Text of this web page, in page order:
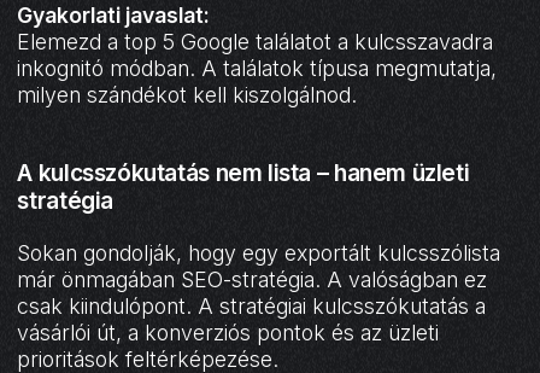
Gyakorlati javaslat:
Elemezd a top 5 Google találatot a kulcsszavadra
inkognitó módban. A találatok típusa megmutatja,
milyen szándékot kell kiszolgálnod.
A kulcsszókutatás nem lista – hanem üzleti
stratégia
Sokan gondolják, hogy egy exportált kulcsszólista
már önmagában SEO-stratégia. A valóságban ez
csak kiindulópont. A stratégiai kulcsszókutatás a
vásárlói út, a konverziós pontok és az üzleti
prioritások feltérképezése.